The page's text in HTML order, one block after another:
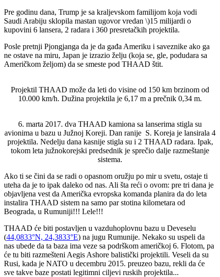
Pre godinu dana, Trump je sa kraljevskom familijom koja vodi
Saudi Arabiju sklopila mastan ugovor vredan \)15 milijardi o
kupovini 6 lansera, 2 radara i 360 presretačkih projektila.
Posle pretnji Pjongjanga da je da gađa Ameriku i saveznike ako ga
ne ostave na miru, Japan je izrazio želju (koja se, gle, podudara sa
Američkom željom) da se smeste pod THAAD štit.
Projektil THAAD može da leti do visine od 150 km brzinom od
10.000 km/h. Dužina projektila je 6,17 m a prečnik 0,34 m.
6. marta 2017. dva THAAD kamiona sa lanserima stigla su
avionima u bazu u Južnoj Koreji. Dan ranije S. Koreja je lansirala 4
projektila. Nedelju dana kasnije stigla su i 2 THAAD radara. Ipak,
tokom leta južnokorejski predsednik je sprečio dalje razmeštanje
sistema.
Ako ti se čini da se radi o opasnom oružju po mir u svetu, ostaje ti
uteha da je to ipak daleko od nas. Ali šta reći o ovom: pre tri dana je
objavljena vest da Američka evropska komanda planira da do leta
instalira THAAD sistem na samo par stotina kilometara od
Beograda, u Rumuniji!!! Lele!!!
THAAD će biti postavljen u vazduhoplovnu bazu u Deveselu
(44,0833°N, 24,3833°E) na jugu Rumunije. Nekako su uspeli da
nas ubede da ta baza ima veze sa podrškom američkoj 6. Flotom, pa
će tu biti razmešteni Aegis Ashore balistički projektili. Veseli da su
Rusi, kada je NATO u decembru 2015. preuzeo bazu, rekli da će
sve takve baze postati legitimni ciljevi ruskih projektila...